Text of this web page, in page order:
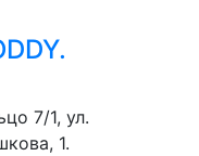
7/1, ул.
1.